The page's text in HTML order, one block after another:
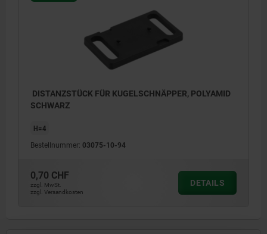
DISTANZSTÜCK FÜR KUGELSCHNÄPPER, POLYAMID
SCHWARZ
H=4
Bestellnummer: 03075-10-94
0,70 CHF
zzgl. MwSt.
zzgl. Versandkosten
DETAILS